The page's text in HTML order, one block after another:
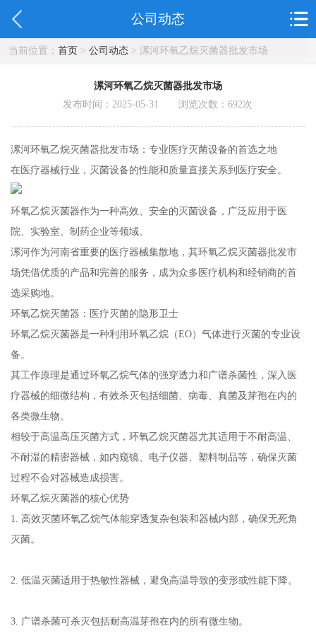
公司动态
当前位置： 首页> 公司动态> 漯河环氧乙烷灭菌器批发市场
漯河环氧乙烷灭菌器批发市场
发布时间：2025-05-31 浏览次数：692次
漯河环氧乙烷灭菌器批发市场：专业医疗灭菌设备的首选之地
在医疗器械行业，灭菌设备的性能和质量直接关系到医疗安全。
环氧乙烷灭菌器作为一种高效、安全的灭菌设备，广泛应用于医
院、实验室、制药企业等领域。
漯河作为河南省重要的医疗器械集散地，其环氧乙烷灭菌器批发市
场凭借优质的产品和完善的服务，成为众多医疗机构和经销商的首
选采购地。
环氧乙烷灭菌器：医疗灭菌的隐形卫士
环氧乙烷灭菌器是一种利用环氧乙烷（EO）气体进行灭菌的专业设
备。
其工作原理是通过环氧乙烷气体的强穿透力和广谱杀菌性，深入医
疗器械的细微结构，有效杀灭包括细菌、病毒、真菌及芽孢在内的
各类微生物。
相较于高温高压灭菌方式，环氧乙烷灭菌器尤其适用于不耐高温、
不耐湿的精密器械，如内窥镜、电子仪器、塑料制品等，确保灭菌
过程不会对器械造成损害。
环氧乙烷灭菌器的核心优势
1. 高效灭菌环氧乙烷气体能穿透复杂包装和器械内部，确保无死角
灭菌。
2. 低温灭菌适用于热敏性器械，避免高温导致的变形或性能下降。
3. 广谱杀菌可杀灭包括耐高温芽孢在内的所有微生物。